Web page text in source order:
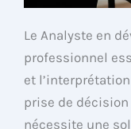
Le Analyste en
professionnel
et
prise de décision
nécessite une